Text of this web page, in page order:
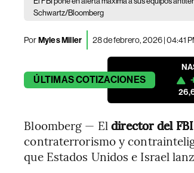
Schwartz/Bloomberg
PorMyles Miller 28 de febrero, 2026 | 04:41
ÚLTIMASCOTIZACIONES
Bloomberg — El director del
contraterrorismo y
que Estados Unidos e Israel